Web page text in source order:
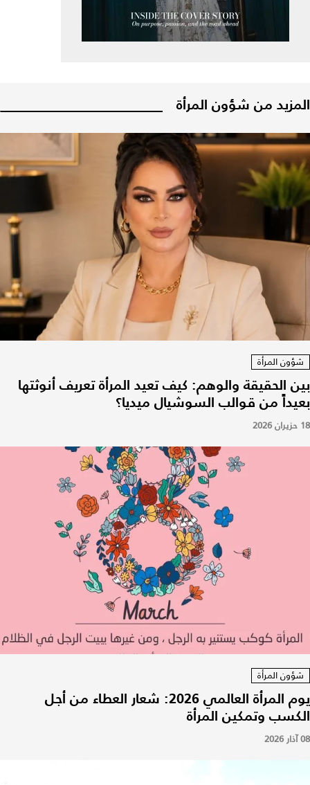
المزيد من شؤون المرأة
شؤون المرأة
بين الحقيقة والوهم: كيف تعيد المرأة تعريف أنوثتها
بعيداً من قوالب السوشيال ميديا؟
18 حزيران 2026
شؤون المرأة
يوم المرأة العالمي 2026: شعار العطاء من أجل
الكسب وتمكين المرأة
08 آذار 2026